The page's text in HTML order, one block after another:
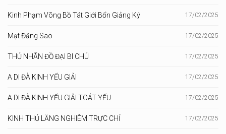
Kinh Phạm Võng Bồ Tát Giới Bổn Giảng Ký 17/02/2025
Mạt Đăng Sao 17/02/2025
THỦ NHÃN ĐỒ ĐẠI BI CHÚ 17/02/2025
A DI ĐÀ KINH YẾU GIẢI 17/02/2025
A DI ĐÀ KINH YẾU GIẢI TOÁT YẾU 17/02/2025
KINH THỦ LĂNG NGHIÊM TRỰC CHỈ 17/02/2025